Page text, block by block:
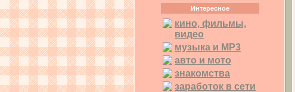
Интересное
кино, фильмы,
видео
музыка и MP3
авто и мото
знакомства
заработок в сети